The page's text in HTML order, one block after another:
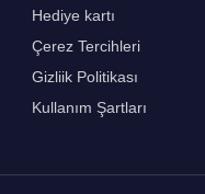
Hediye kartı
Çerez Tercihleri
Gizliik Politikası
Kullanım Şartları